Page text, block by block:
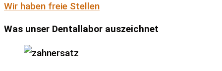
Wir haben freie Stellen
Was unser Dentallabor auszeichnet